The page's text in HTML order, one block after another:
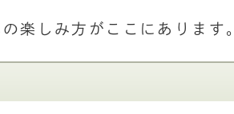
楽しみ方がここにあります